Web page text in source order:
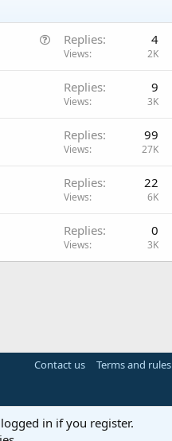
Replies 4
Views 2K
Replies 9
Views 3K
Replies 99
Views 27K
Replies 22
Views 6K
Replies 0
Views 3K
Contact us Terms and rules
in if you register.